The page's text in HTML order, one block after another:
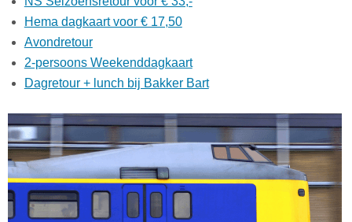
Hema dagkaart voor € 17,50
Avondretour
2-persoons Weekenddagkaart
Dagretour + lunch bij Bakker Bart